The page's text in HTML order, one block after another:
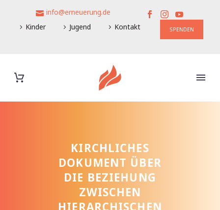
info@erneuerung.de
Kinder
Jugend Kontakt SPENDEN
KIRCHLICHES
DOKUMENT ÜBER
DIE BEZIEHUNG
ZWISCHEN
HIERARCHISCHEN